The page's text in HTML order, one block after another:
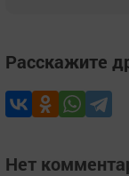
Расскажите
Нет